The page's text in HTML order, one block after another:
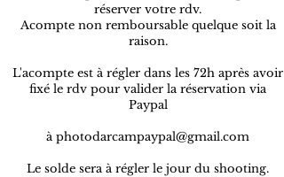
réserver votre rdv.
Acompte non remboursable quelque soit la
raison.
L'acompte est à régler dans les 72h après avoir
fixé le rdv pour valider la réservation via
Paypal
à photodarcampaypal@gmail.com
Le solde sera à régler le jour du shooting.